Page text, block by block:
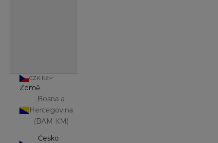
CZK Kč
Země
Bosna a
Hercegovina
(BAM КМ)
Česko